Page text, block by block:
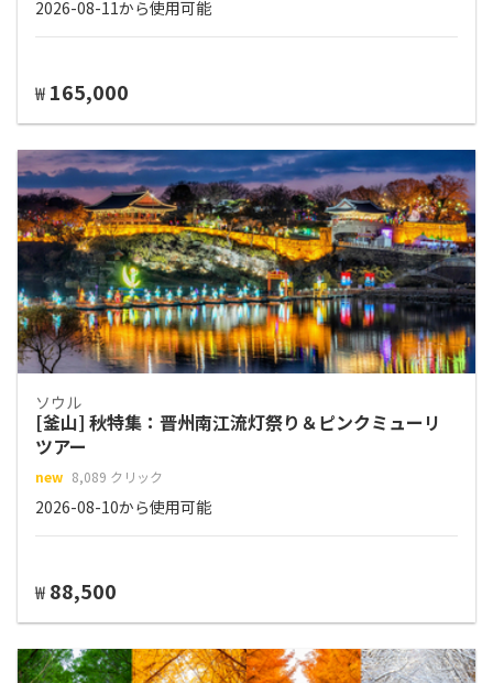
2026-08-11から使用可能
₩ 165,000
ソウル
[釜山] 秋特集：晋州南江流灯祭り＆ピンクミューリ
ツアー
new 8,089 クリック
2026-08-10から使用可能
₩ 88,500